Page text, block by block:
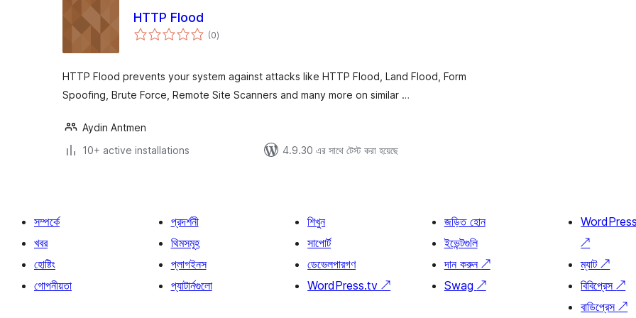
HTTP Flood
(0total
ratings
)
HTTP Flood prevents your system against attacks like HTTP Flood, Land Flood, Form
Spoofing, Brute Force, Remote Site Scanners and many more on similar …
Aydin Antmen
10+ active installations
4.9.30 এর সাথে টেস্ট করা হয়েছে
সম্পর্কে
খবর
হোষ্টিং
গোপনীয়তা
প্রদর্শনী
থিমসমূহ
প্লাগইনস
প্যাটার্নগুলো
শিখুন
সাপোর্ট
ডেভেলপারগণ
WordPress.tv↗
জড়িত হোন
ইভেন্টগুলি
দান করুন ↗
Swag ↗
↗
ম্যাট↗
বিবিপ্রেস↗
বাডিপ্রেস↗